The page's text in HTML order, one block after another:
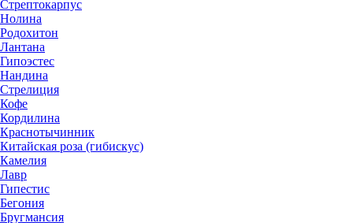
Стрептокарпус
Нолина
Родохитон
Лантана
Гипоэстес
Нандина
Стрелиция
Кофе
Кордилина
Краснотычинник
Китайская роза (гибискус)
Камелия
Лавр
Гипестис
Бегония
Бругмансия